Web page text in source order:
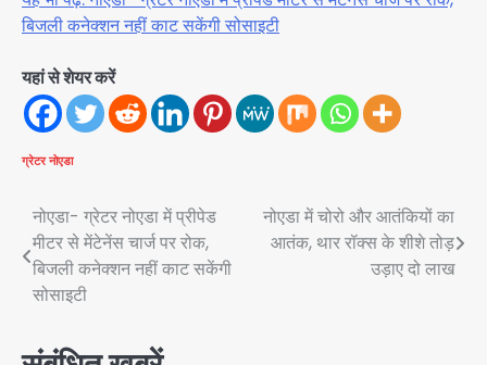
बिजली कनेक्शन नहीं काट सकेंगी सोसाइटी
यहां से शेयर करें
ग्रेटर नोएडा
Post
navigation
नोएडा- ग्रेटर नोएडा में प्रीपेड
मीटर से मेंटेनेंस चार्ज पर रोक,
बिजली कनेक्शन नहीं काट सकेंगी
सोसाइटी
नोएडा में चोरो और आतंकियों का
आतंक, थार रॉक्स के शीशे तोड़
उड़ाए दो लाख